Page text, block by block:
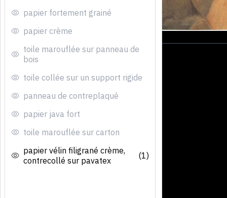
papier fortement grainé
papier crème
toile marouflée sur panneau de
bois
toile collée sur un support rigide
panneau de contreplaqué
papier java fort
toile marouflée sur carton
papier vélin filigrané crème,
contrecollé sur pavatex
(1)